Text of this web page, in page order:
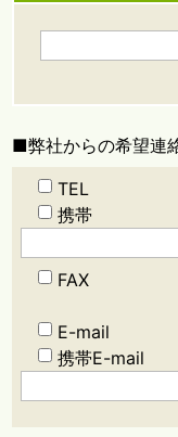
■弊社からの希望連
TEL
携帯
FAX
E-mail
携帯E-mail